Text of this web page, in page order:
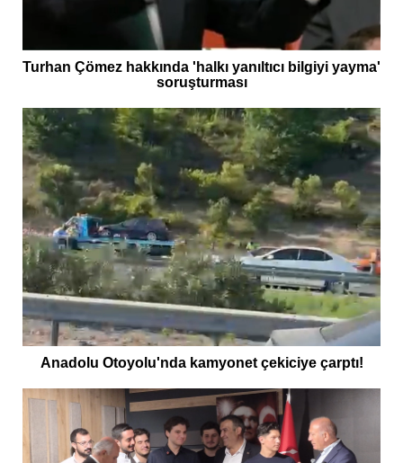
Turhan Çömez hakkında 'halkı yanıltıcı bilgiyi yayma'
soruşturması
Anadolu Otoyolu'nda kamyonet çekiciye çarptı!